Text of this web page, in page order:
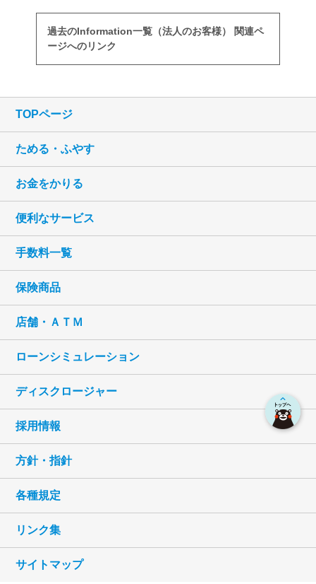
過去のInformation一覧（法人のお客様） 関連ペ
ージへのリンク
TOPページ
ためる・ふやす
お金をかりる
便利なサービス
手数料一覧
保険商品
店舗・ＡＴＭ
ローンシミュレーション
ディスクロージャー
採用情報
方針・指針
各種規定
リンク集
サイトマップ